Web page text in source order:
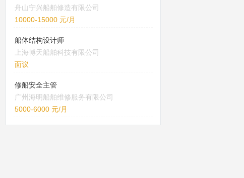
舟山宁兴船舶修造有限公司
10000-15000 元/月
船体结构设计师
上海博天船舶科技有限公司
面议
修船安全主管
广州海明船舶维修服务有限公司
5000-6000 元/月